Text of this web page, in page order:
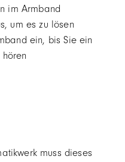
im Armband
um es zu lösen
ein, bis Sie ein
muss dieses